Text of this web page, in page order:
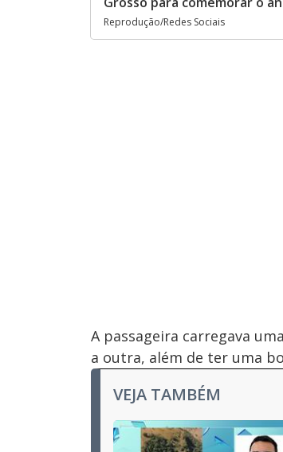
Reprodução/Redes Sociais
A passageira carregava
a outra, além de ter uma
VEJA TAMBÉM